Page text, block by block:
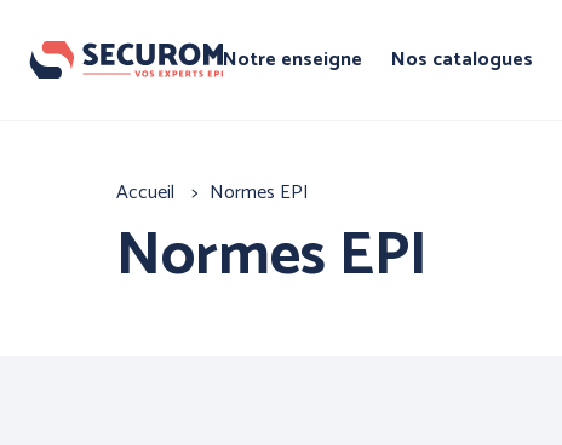
contenu
Notre enseigne Nos catalogues
Par marque
Fil
Accueil Normes EPI
Normes EPI